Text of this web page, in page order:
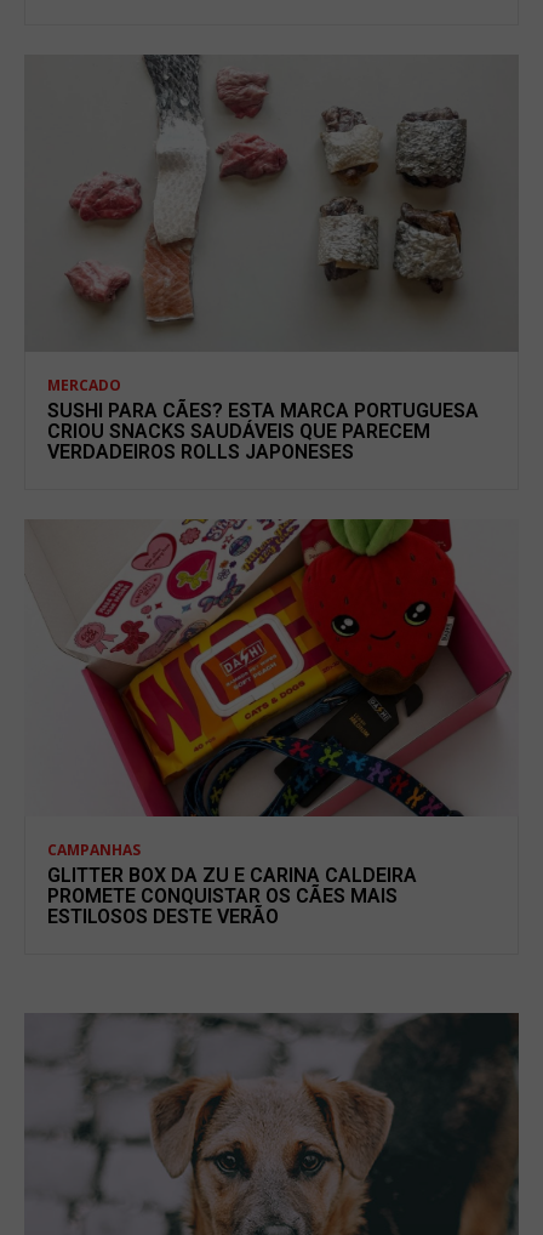
MERCADO
SUSHI PARA CÃES? ESTA MARCA PORTUGUESA
CRIOU SNACKS SAUDÁVEIS QUE PARECEM
VERDADEIROS ROLLS JAPONESES
CAMPANHAS
GLITTER BOX DA ZU E CARINA CALDEIRA
PROMETE CONQUISTAR OS CÃES MAIS
ESTILOSOS DESTE VERÃO